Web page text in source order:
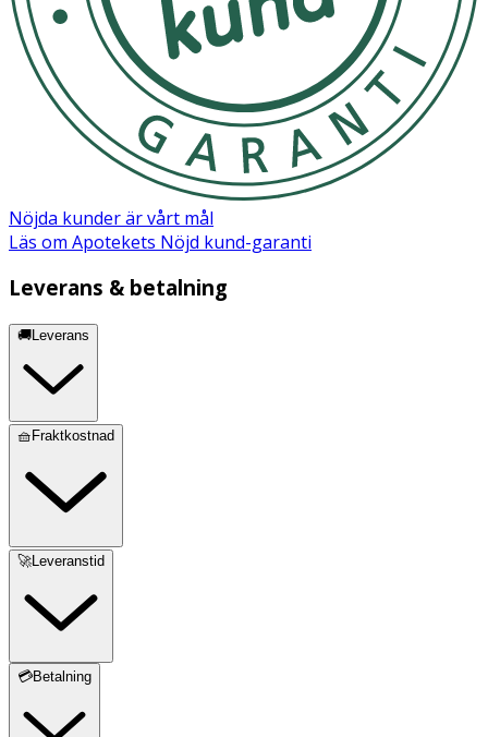
Nöjda kunder är vårt mål
Läs om Apotekets Nöjd kund-garanti
Leverans & betalning
🚚Leverans
🧺Fraktkostnad
🚀Leveranstid
💳Betalning